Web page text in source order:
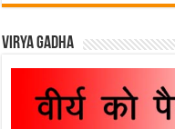
Virya Gadha